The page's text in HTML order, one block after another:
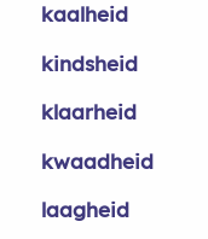
kaalheid
kindsheid
klaarheid
kwaadheid
laagheid